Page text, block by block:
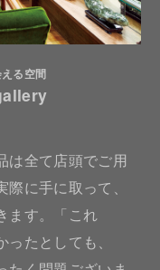
る空間
は全て店頭でご用
に手に取って、
ます。「これ
たとしても、